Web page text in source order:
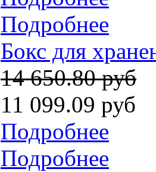
Подробнее
Бокс для
14 650.80 руб
11 099.09 руб
Подробнее
Подробнее